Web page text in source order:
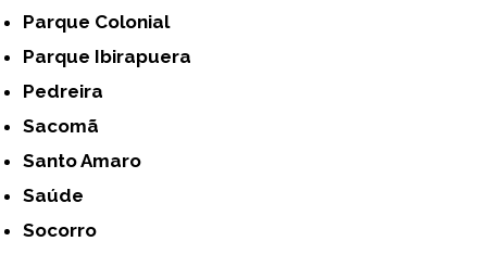
Parque Colonial
Parque Ibirapuera
Pedreira
Sacomã
Santo Amaro
Saúde
Socorro